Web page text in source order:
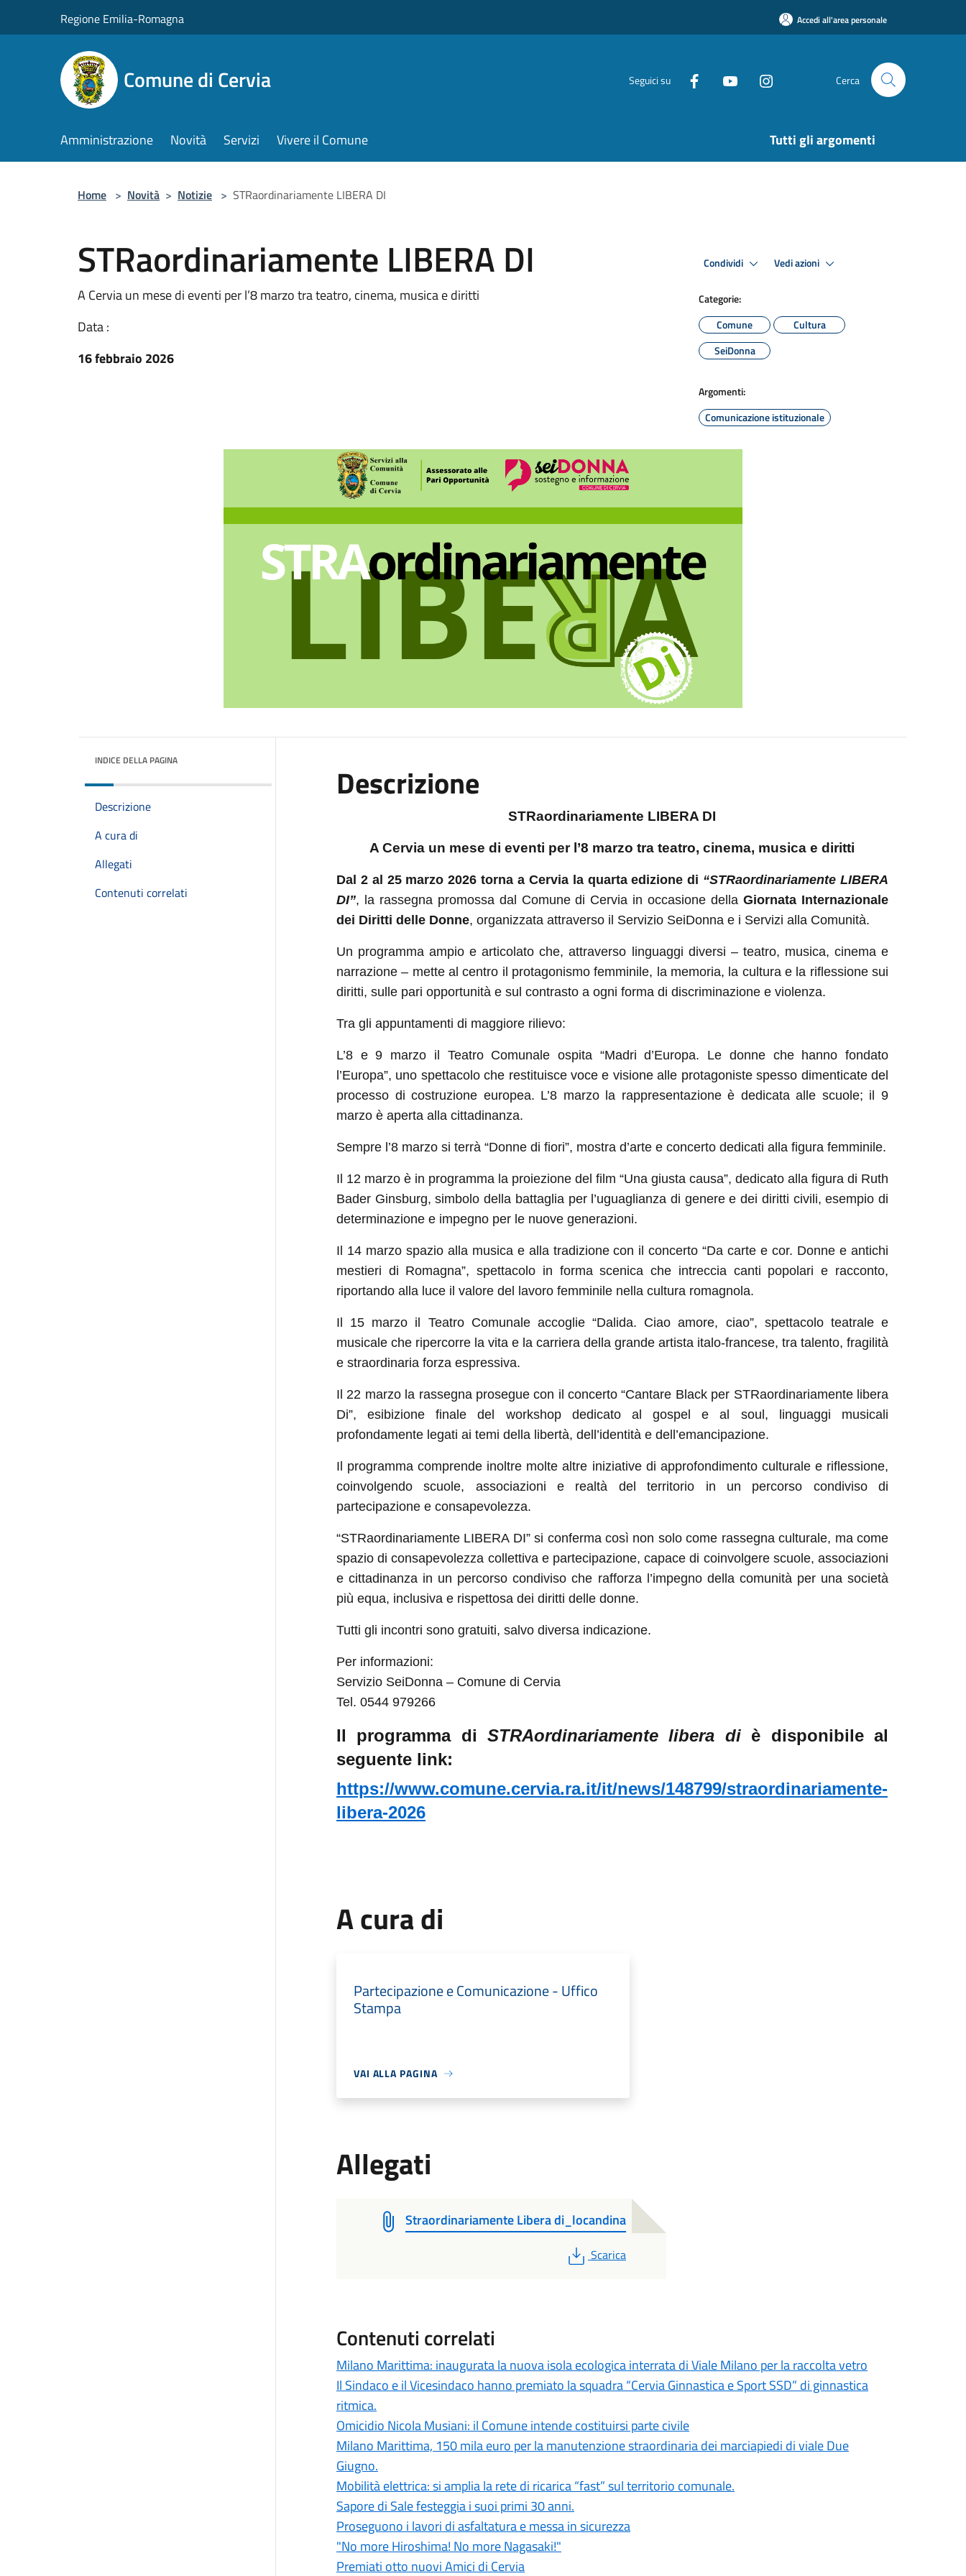
Regione Emilia-Romagna Accedi all'area personale
Comune di Cervia Seguici su Cerca
Amministrazione Novità Servizi Vivere il Comune Tutti gli argomenti
Home > Novità > Notizie > STRaordinariamente LIBERA DI
STRaordinariamente LIBERA DI
A Cervia un mese di eventi per l’8 marzo tra teatro, cinema, musica e diritti
Data :
16 febbraio 2026
Condividi Vedi azioni
Categorie:
Comune
Cultura
SeiDonna
Argomenti:
Comunicazione istituzionale
INDICE DELLA PAGINA
Descrizione
A cura di
Allegati
Contenuti correlati
Descrizione
STRaordinariamente LIBERA DI
A Cervia un mese di eventi per l’8 marzo tra teatro, cinema, musica e diritti
Dal 2 al 25 marzo 2026 torna a Cervia la quarta edizione di “STRaordinariamente LIBERA
DI”, la rassegna promossa dal Comune di Cervia in occasione dellaGiornata Internazionale
dei Diritti delle Donne, organizzata attraverso il Servizio SeiDonna e i Servizi alla Comunità.
Un programma ampio e articolato che, attraverso linguaggi diversi – teatro, musica, cinema e
narrazione – mette al centro il protagonismo femminile, la memoria, la cultura e la riflessione sui
diritti, sulle pari opportunità e sul contrasto a ogni forma di discriminazione e violenza.
Tra gli appuntamenti di maggiore rilievo:
L’8 e 9 marzo il Teatro Comunale ospita “Madri d’Europa. Le donne che hanno fondato
l’Europa”, uno spettacolo che restituisce voce e visione alle protagoniste spesso dimenticate del
processo di costruzione europea. L’8 marzo la rappresentazione è dedicata alle scuole; il 9
marzo è aperta alla cittadinanza.
Sempre l’8 marzo si terrà “Donne di fiori”, mostra d’arte e concerto dedicati alla figura femminile.
Il 12 marzo è in programma la proiezione del film “Una giusta causa”, dedicato alla figura di Ruth
Bader Ginsburg, simbolo della battaglia per l’uguaglianza di genere e dei diritti civili, esempio di
determinazione e impegno per le nuove generazioni.
Il 14 marzo spazio alla musica e alla tradizione con il concerto “Da carte e cor. Donne e antichi
mestieri di Romagna”, spettacolo in forma scenica che intreccia canti popolari e racconto,
riportando alla luce il valore del lavoro femminile nella cultura romagnola.
Il 15 marzo il Teatro Comunale accoglie “Dalida. Ciao amore, ciao”, spettacolo teatrale e
musicale che ripercorre la vita e la carriera della grande artista italo-francese, tra talento, fragilità
e straordinaria forza espressiva.
Il 22 marzo la rassegna prosegue con il concerto “Cantare Black per STRaordinariamente libera
Di”, esibizione finale del workshop dedicato al gospel e al soul, linguaggi musicali
profondamente legati ai temi della libertà, dell’identità e dell’emancipazione.
Il programma comprende inoltre molte altre iniziative di approfondimento culturale e riflessione,
coinvolgendo scuole, associazioni e realtà del territorio in un percorso condiviso di
partecipazione e consapevolezza.
“STRaordinariamente LIBERA DI” si conferma così non solo come rassegna culturale, ma come
spazio di consapevolezza collettiva e partecipazione, capace di coinvolgere scuole, associazioni
e cittadinanza in un percorso condiviso che rafforza l’impegno della comunità per una società
più equa, inclusiva e rispettosa dei diritti delle donne.
Tutti gli incontri sono gratuiti, salvo diversa indicazione.
Per informazioni:
Servizio SeiDonna – Comune di Cervia
Tel. 0544 979266
Il programma diSTRAordinariamente libera diè disponibile al
seguente link:
https://www.comune.cervia.ra.it/it/news/148799/straordinariamente-
libera-2026
A cura di
Partecipazione e Comunicazione - Uffico
Stampa
VAI ALLA PAGINA
Allegati
Straordinariamente Libera di_locandina
PDF
Scarica
Contenuti correlati
Milano Marittima: inaugurata la nuova isola ecologica interrata di Viale Milano per la raccolta vetro
Il Sindaco e il Vicesindaco hanno premiato la squadra “Cervia Ginnastica e Sport SSD” di ginnastica
ritmica.
Omicidio Nicola Musiani: il Comune intende costituirsi parte civile
Milano Marittima, 150 mila euro per la manutenzione straordinaria dei marciapiedi di viale Due
Giugno.
Mobilità elettrica: si amplia la rete di ricarica “fast” sul territorio comunale.
Sapore di Sale festeggia i suoi primi 30 anni.
Proseguono i lavori di asfaltatura e messa in sicurezza
"No more Hiroshima! No more Nagasaki!"
Premiati otto nuovi Amici di Cervia